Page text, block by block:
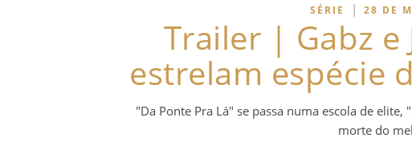
SÉRIE | 28 DE
Trailer | Gabz e
estrelam espécie
"Da Ponte Pra Lá" se passa numa escola de
morte do